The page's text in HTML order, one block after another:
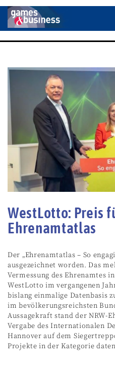
WestLotto: Preis
Ehrenamtatlas
Der „Ehrenamtatlas – So
ausgezeichnet worden. Das
Vermessung des Ehrenamtes
WestLotto im vergangenen
bislang einmalige Datenbasis
im bevölkerungsreichsten
Aussagekraft stand der NRW-
Vergabe des Internationalen
Hannover auf dem
Projekte in der Kategorie